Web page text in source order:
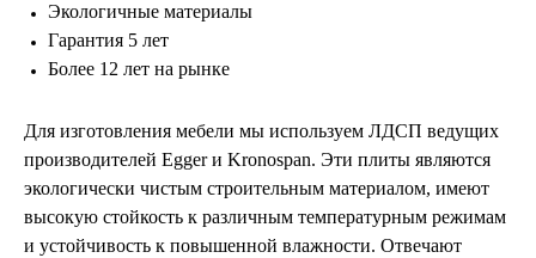
Экологичные материалы
Гарантия 5 лет
Более 12 лет на рынке
Для изготовления мебели мы используем ЛДСП ведущих
производителей Egger и Kronospan. Эти плиты являются
экологически чистым строительным материалом, имеют
высокую стойкость к различным температурным режимам
и устойчивость к повышенной влажности. Отвечают